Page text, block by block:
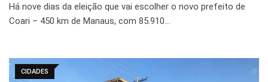
Há nove dias da eleição que vai escolher o novo prefeito de
Coari – 450 km de Manaus, com 85.910…
CIDADES